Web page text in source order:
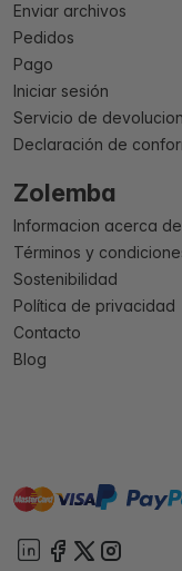
Enviar archivos
Pedidos
Pago
Iniciar sesión
Servicio de
Declaración de
Zolemba
Informacion acerca
Términos y
Sostenibilidad
Política de privacidad
Contacto
Blog
mastervisa paypal